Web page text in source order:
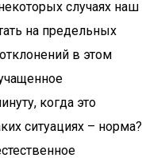
случаях наш
на предельных
в этом
когда это
ситуациях – норма?